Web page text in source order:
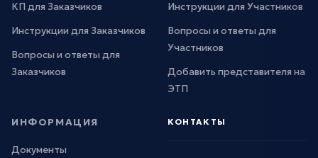
КП для Заказчиков
Инструкции для Заказчиков
Вопросы и ответы для
Заказчиков
Инструкции для Участников
Вопросы и ответы для
Участников
Добавить представителя на
ЭТП
ИНФОРМАЦИЯ
Документы
КОНТАКТЫ